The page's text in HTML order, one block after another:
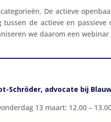
De actieve
de actieve en
we daarom een
Schröder, advocate bij
13 maart: 12.00 –